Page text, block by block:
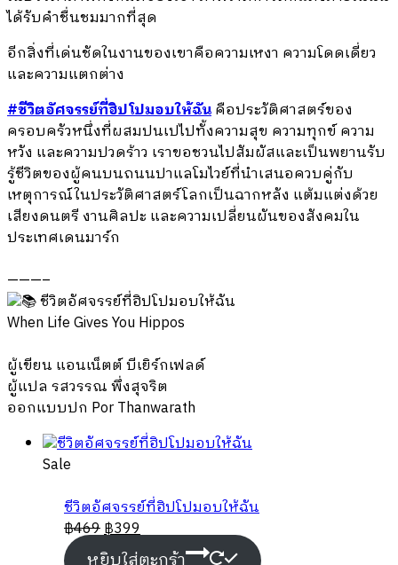
ได้รับคำชื่นชมมากที่สุด
อีกสิ่งที่เด่นชัดในงานของเขาคือความเหงา ความโดดเดี่ยว
และความแตกต่าง
#ชีวิตอัศจรรย์ที่ฮิปโปมอบให้ฉันคือประวัติศาสตร์ของ
ครอบครัวหนึ่งที่ผสมปนเปไปทั้งความสุข ความทุกข์ ความ
หวัง และความปวดร้าว เราขอชวนไปสัมผัสและเป็นพยานรับ
รู้ชีวิตของผู้คนบนถนนปาแลโมไวย์ที่นำเสนอควบคู่กับ
เหตุการณ์ในประวัติศาสตร์โลกเป็นฉากหลัง แต้มแต่งด้วย
เสียงดนตรี งานศิลปะ และความเปลี่ยนผันของสังคมใน
ประเทศเดนมาร์ก
———–
ชีวิตอัศจรรย์ที่ฮิปโปมอบให้ฉัน
When Life Gives You Hippos
ผู้เขียน แอนเน็ตต์ บีเยิร์กเฟลด์
ผู้แปล รสวรรณ พึ่งสุจริต
ออกแบบปก Por Thanwarath
Sale
sale
ชีวิตอัศจรรย์ที่ฮิปโปมอบให้ฉัน
฿469฿399